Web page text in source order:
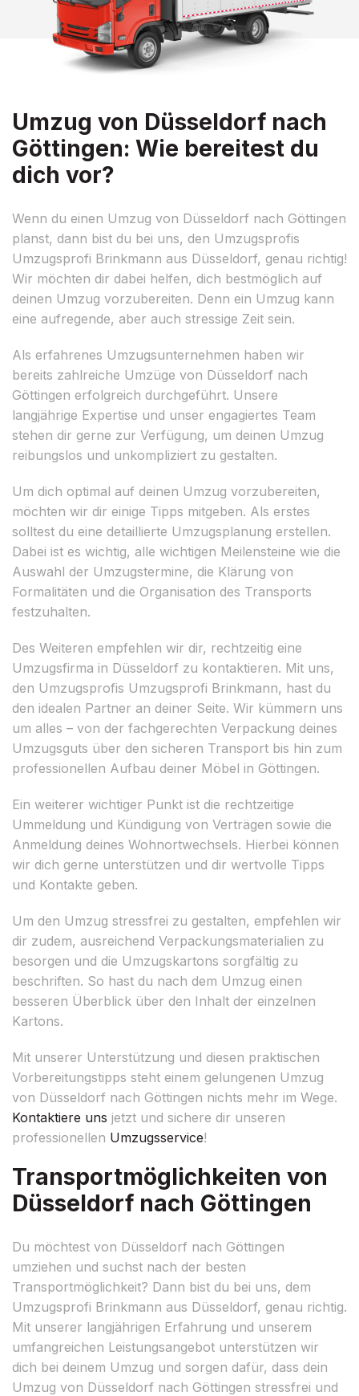
Umzug von Düsseldorf nach
Göttingen: Wie bereitest du
dich vor?
Wenn du einen Umzug von Düsseldorf nach Göttingen
planst, dann bist du bei uns, den Umzugsprofis
Umzugsprofi Brinkmann aus Düsseldorf, genau richtig!
Wir möchten dir dabei helfen, dich bestmöglich auf
deinen Umzug vorzubereiten. Denn ein Umzug kann
eine aufregende, aber auch stressige Zeit sein.
Als erfahrenes Umzugsunternehmen haben wir
bereits zahlreiche Umzüge von Düsseldorf nach
Göttingen erfolgreich durchgeführt. Unsere
langjährige Expertise und unser engagiertes Team
stehen dir gerne zur Verfügung, um deinen Umzug
reibungslos und unkompliziert zu gestalten.
Um dich optimal auf deinen Umzug vorzubereiten,
möchten wir dir einige Tipps mitgeben. Als erstes
solltest du eine detaillierte Umzugsplanung erstellen.
Dabei ist es wichtig, alle wichtigen Meilensteine wie die
Auswahl der Umzugstermine, die Klärung von
Formalitäten und die Organisation des Transports
festzuhalten.
Des Weiteren empfehlen wir dir, rechtzeitig eine
Umzugsfirma in Düsseldorf zu kontaktieren. Mit uns,
den Umzugsprofis Umzugsprofi Brinkmann, hast du
den idealen Partner an deiner Seite. Wir kümmern uns
um alles – von der fachgerechten Verpackung deines
Umzugsguts über den sicheren Transport bis hin zum
professionellen Aufbau deiner Möbel in Göttingen.
Ein weiterer wichtiger Punkt ist die rechtzeitige
Ummeldung und Kündigung von Verträgen sowie die
Anmeldung deines Wohnortwechsels. Hierbei können
wir dich gerne unterstützen und dir wertvolle Tipps
und Kontakte geben.
Um den Umzug stressfrei zu gestalten, empfehlen wir
dir zudem, ausreichend Verpackungsmaterialien zu
besorgen und die Umzugskartons sorgfältig zu
beschriften. So hast du nach dem Umzug einen
besseren Überblick über den Inhalt der einzelnen
Kartons.
Mit unserer Unterstützung und diesen praktischen
Vorbereitungstipps steht einem gelungenen Umzug
von Düsseldorf nach Göttingen nichts mehr im Wege.
Kontaktiere uns jetzt und sichere dir unseren
professionellen Umzugsservice!
Transportmöglichkeiten von
Düsseldorf nach Göttingen
Du möchtest von Düsseldorf nach Göttingen
umziehen und suchst nach der besten
Transportmöglichkeit? Dann bist du bei uns, dem
Umzugsprofi Brinkmann aus Düsseldorf, genau richtig.
Mit unserer langjährigen Erfahrung und unserem
umfangreichen Leistungsangebot unterstützen wir
dich bei deinem Umzug und sorgen dafür, dass dein
Umzug von Düsseldorf nach Göttingen stressfrei und